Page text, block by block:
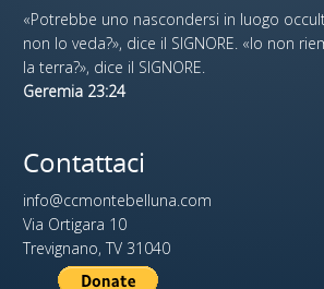
«Potrebbe uno nascondersi in luogo
non lo veda?», dice il SIGNORE. «Io non
la terra?», dice il SIGNORE.
Geremia 23:24
Contattaci
info@ccmontebelluna.com
Via Ortigara 10
Trevignano, TV 31040